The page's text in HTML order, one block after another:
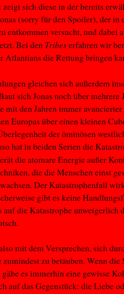
zeigt sich diese in der bereits
(sorry für den Spoiler), der
entkommen versucht, und dabei
Bei den Tribeserfahren wir
Atlantians die Rettung bringen
gleichen sich außerdem
sich Jonas noch über mehrere
mit den Jahren immer
Europas über einen kleinen
der öminösen
hat in beiden Serien die
die atomare Energie außer
die die Menschen einst
Der Katastrophenfall
gibt es keine
auf die Katastrophe unweigerlich
mit dem Versprechen, sich
zu betäuben. Wenn die
es immerhin eine gewisse
auf das Gegenstück: die Liebe